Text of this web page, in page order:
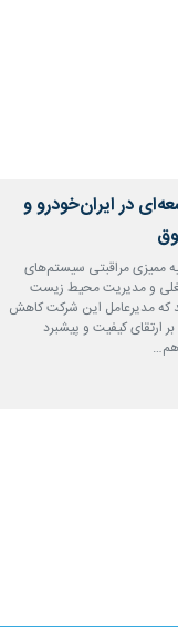
در ایران‌خودرو و
ممیزی مراقبتی سیستم‌های
و مدیریت محیط زیست
شد که مدیرعامل این شرکت کاهش
ارتقای کیفیت و پیشبرد